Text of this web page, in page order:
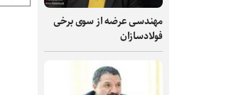
مهندسی عرضه از سوی برخی
فولادسازان